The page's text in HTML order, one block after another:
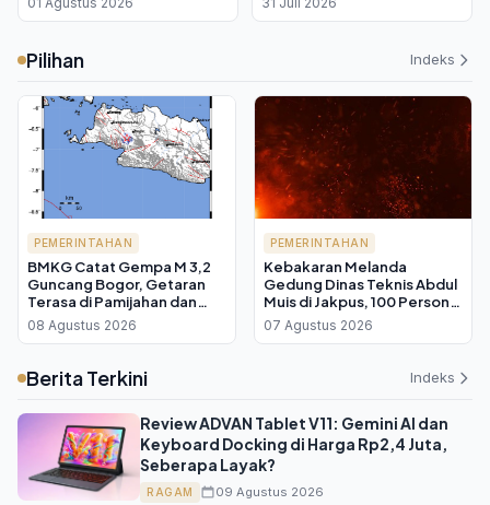
Pilihan Indeks
PEMERINTAHAN
BMKG Catat Gempa M 3,2
Guncang Bogor, Getaran
Terasa di Pamijahan dan
Leuwiliang
08 Agustus 2026
PEMERINTAHAN
Kebakaran Melanda
Gedung Dinas Teknis Abdul
Muis di Jakpus, 100 Personel
Damkar Diterjunkan
07 Agustus 2026
Berita Terkini Indeks
Review ADVAN Tablet V11: Gemini AI dan
Keyboard Docking di Harga Rp2,4 Juta,
Seberapa Layak?
RAGAM 09 Agustus 2026